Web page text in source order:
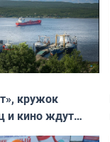
кружок
и кино ждут
в эти выходные